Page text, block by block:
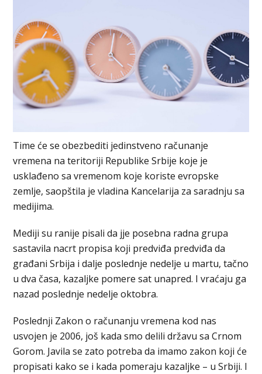
Time će se obezbediti jedinstveno računanje
vremena na teritoriji Republike Srbije koje je
usklađeno sa vremenom koje koriste evropske
zemlje, saopštila je vladina Kancelarija za saradnju sa
medijima.
Mediji su ranije pisali da jje posebna radna grupa
sastavila nacrt propisa koji predviđa predviđa da
građani Srbija i dalje poslednje nedelje u martu, tačno
u dva časa, kazaljke pomere sat unapred. I vraćaju ga
nazad poslednje nedelje oktobra.
Poslednji Zakon o računanju vremena kod nas
usvojen je 2006, još kada smo delili državu sa Crnom
Gorom. Javila se zato potreba da imamo zakon koji će
propisati kako se i kada pomeraju kazaljke – u Srbiji. I